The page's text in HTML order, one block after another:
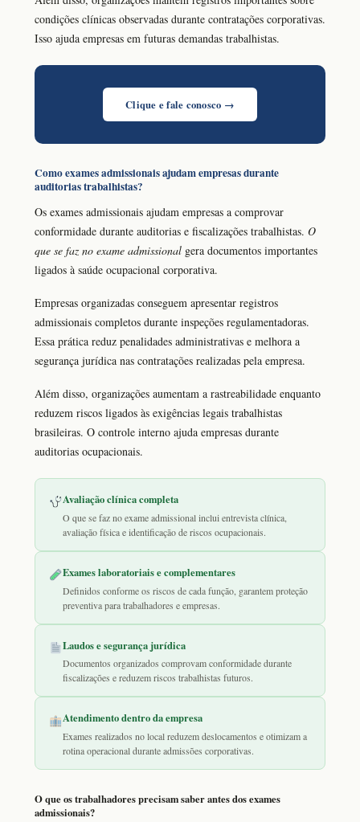
condições clínicas observadas durante contratações corporativas.
Isso ajuda empresas em futuras demandas trabalhistas.
Clique e fale conosco →
Como exames admissionais ajudam empresas durante
auditorias trabalhistas?
Os exames admissionais ajudam empresas a comprovar
conformidade durante auditorias e fiscalizações trabalhistas. O
que se faz no exame admissional gera documentos importantes
ligados à saúde ocupacional corporativa.
Empresas organizadas conseguem apresentar registros
admissionais completos durante inspeções regulamentadoras.
Essa prática reduz penalidades administrativas e melhora a
segurança jurídica nas contratações realizadas pela empresa.
Além disso, organizações aumentam a rastreabilidade enquanto
reduzem riscos ligados às exigências legais trabalhistas
brasileiras. O controle interno ajuda empresas durante
auditorias ocupacionais.
Avaliação clínica completa
O que se faz no exame admissional inclui entrevista clínica,
avaliação física e identificação de riscos ocupacionais.
Exames laboratoriais e complementares
Definidos conforme os riscos de cada função, garantem proteção
preventiva para trabalhadores e empresas.
Laudos e segurança jurídica
Documentos organizados comprovam conformidade durante
fiscalizações e reduzem riscos trabalhistas futuros.
Atendimento dentro da empresa
Exames realizados no local reduzem deslocamentos e otimizam a
rotina operacional durante admissões corporativas.
O que os trabalhadores precisam saber antes dos exames
admissionais?